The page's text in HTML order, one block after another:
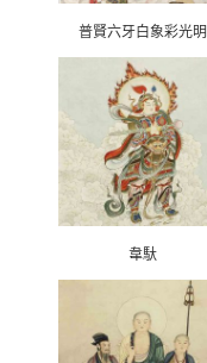
普賢六牙白象彩光明
韋馱